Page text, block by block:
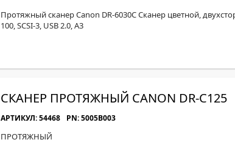
Протяжный сканер Canon DR-6030С Сканер цветной,
100, SCSI-3, USB 2.0, A3
СКАНЕР ПРОТЯЖНЫЙ CANON DR-C125
АРТИКУЛ: 54468 PN: 5005B003
ПРОТЯЖНЫЙ